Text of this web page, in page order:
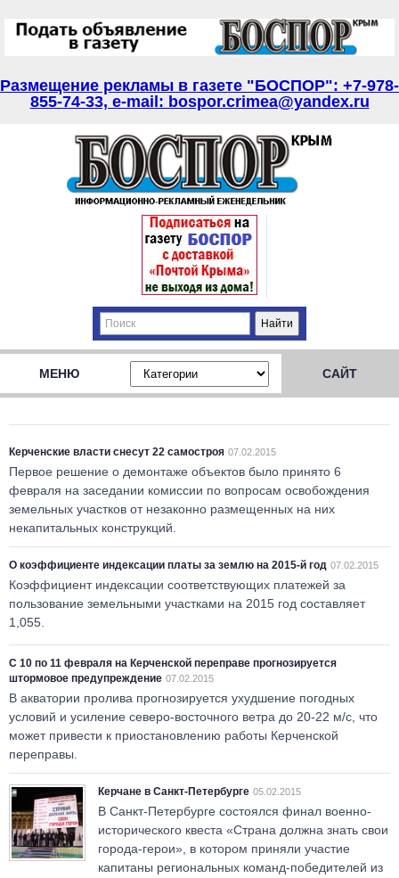
Размещение рекламы в газете "БОСПОР": +7-978-
855-74-33, e-mail: bospor.crimea@yandex.ru
МЕНЮ САЙТ
Керченские власти снесут 22 самостроя 07.02.2015
Первое решение о демонтаже объектов было принято 6
февраля на заседании комиссии по вопросам освобождения
земельных участков от незаконно размещенных на них
некапитальных конструкций.
О коэффициенте индексации платы за землю на 2015-й год 07.02.2015
Коэффициент индексации соответствующих платежей за
пользование земельными участками на 2015 год составляет
1,055.
С 10 по 11 февраля на Керченской переправе прогнозируется
штормовое предупреждение 07.02.2015
В акватории пролива прогнозируется ухудшение погодных
условий и усиление северо-восточного ветра до 20-22 м/с, что
может привести к приостановлению работы Керченской
переправы.
Керчане в Санкт-Петербурге 05.02.2015
В Санкт-Петербурге состоялся финал военно-
исторического квеста «Страна должна знать свои
города-герои», в котором приняли участие
капитаны региональных команд-победителей из